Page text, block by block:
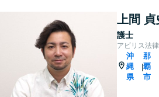
上間 貞
護士
アビリス法
沖
縄
県
|
那
覇
市